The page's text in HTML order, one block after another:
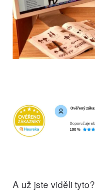
A už jste viděli tyto?